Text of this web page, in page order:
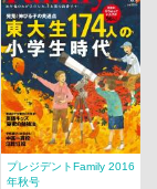
プレジデントFamily 2016
年秋号